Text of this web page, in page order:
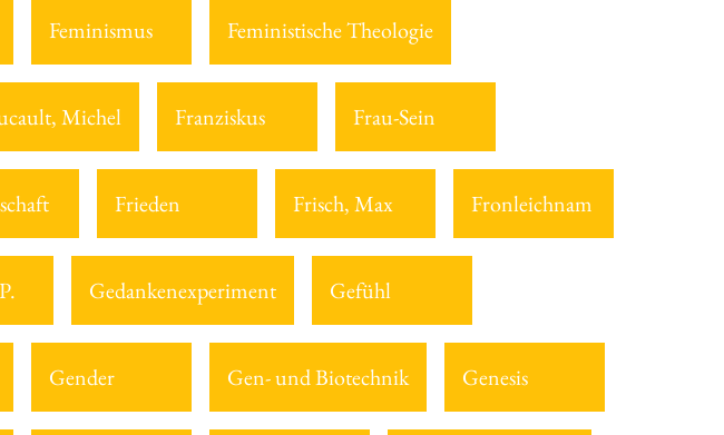
Feminismus Feministische Theologie
Michel Franziskus Frau-Sein
Frieden Frisch, Max Fronleichnam
Gedankenexperiment Gefühl
Gender Gen- und Biotechnik Genesis